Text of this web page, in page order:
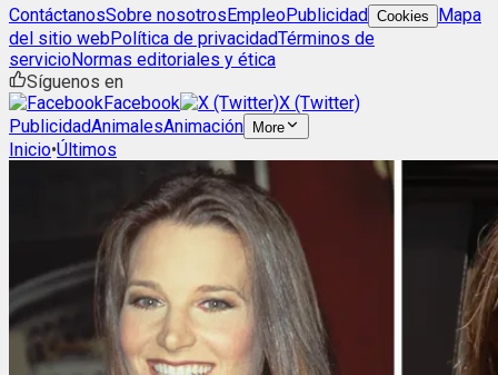
ContáctanosSobre nosotrosEmpleoPublicidad Cookies
Mapa
del sitio webPolítica de privacidadTérminos de
servicioNormas editoriales y ética
Síguenos en
Facebook
X (Twitter)
PublicidadAnimalesAnimación More
Inicio•Últimos